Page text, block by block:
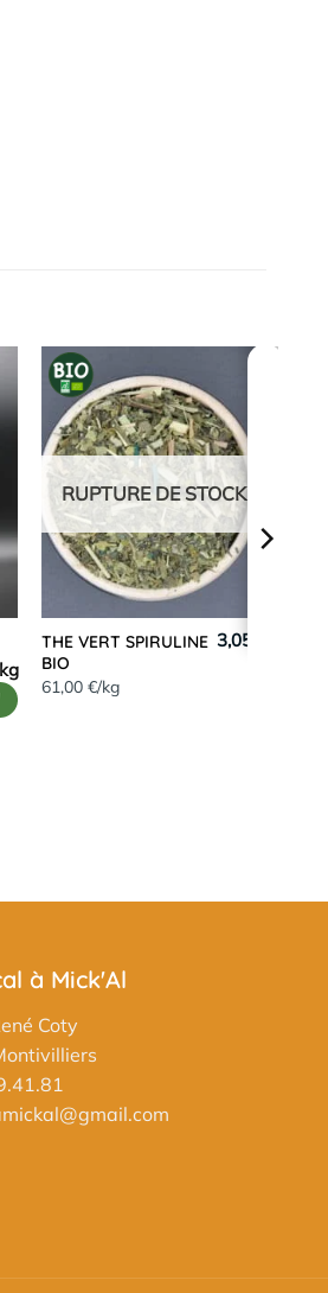
RUPTURE DE STOCK
THE VERT SPIRULINE
BIO
61,00 €/kg
3,05 €
à Mick'Al
Coty